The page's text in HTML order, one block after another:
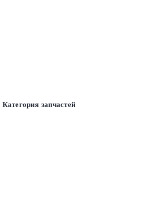
Категория запчастей